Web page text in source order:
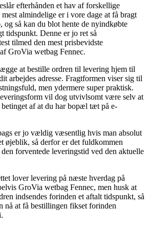
efterhånden et hav af forskellige
almindelige er i vore dage at få bragt
og så kan du blot hente de nyindkøbte
tidspunkt. Denne er jo ret så
tilmed den mest prisbevidste
GroVia wetbag Fennec.
at bestille ordren til levering hjem til
arbejdes adresse. Fragtformen viser sig til
men ydermere super praktisk.
vil dog utvivlsomt være selv at
af at du har bopæl tæt på e-
er jo vældig væsentlig hvis man absolut
øjeblik, så derfor er det fuldkommen
forventede leveringstid ved den aktuelle
lover levering på næste hverdag på
GroVia wetbag Fennec, men husk at
indsendes forinden et aftalt tidspunkt, så
nå at få bestillingen fikset forinden